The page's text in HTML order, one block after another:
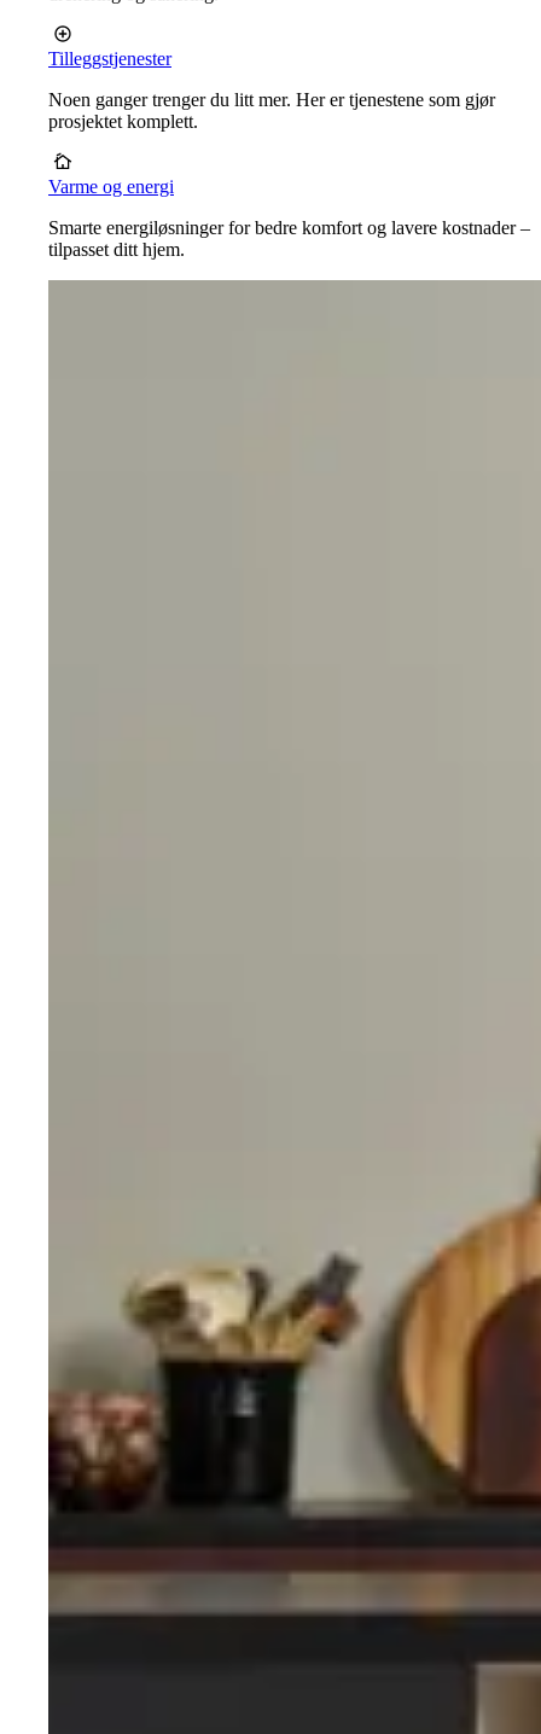
Tilleggstjenester
Noen ganger trenger du litt mer. Her er tjenestene som gjør
prosjektet komplett.
Varme og energi
Smarte energiløsninger for bedre komfort og lavere kostnader –
tilpasset ditt hjem.